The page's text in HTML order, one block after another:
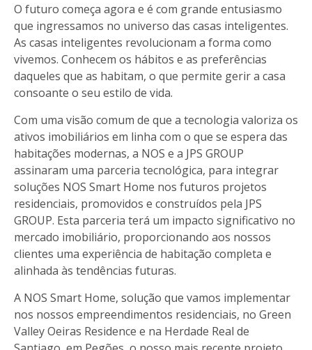
O futuro começa agora e é com grande entusiasmo
que ingressamos no universo das casas inteligentes.
As casas inteligentes revolucionam a forma como
vivemos. Conhecem os hábitos e as preferências
daqueles que as habitam, o que permite gerir a casa
consoante o seu estilo de vida.
Com uma visão comum de que a tecnologia valoriza os
ativos imobiliários em linha com o que se espera das
habitações modernas, a NOS e a JPS GROUP
assinaram uma parceria tecnológica, para integrar
soluções NOS Smart Home nos futuros projetos
residenciais, promovidos e construídos pela JPS
GROUP. Esta parceria terá um impacto significativo no
mercado imobiliário, proporcionando aos nossos
clientes uma experiência de habitação completa e
alinhada às tendências futuras.
A NOS Smart Home, solução que vamos implementar
nos nossos empreendimentos residenciais, no Green
Valley Oeiras Residence e na Herdade Real de